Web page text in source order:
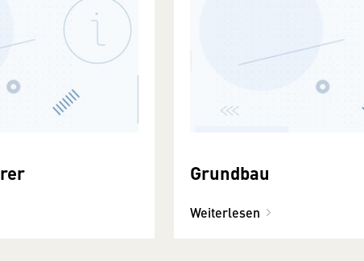
Grundbau
Weiterlesen